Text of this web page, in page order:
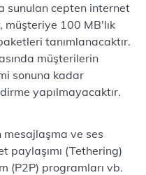
sunulan cepten internet
müşteriye 100 MB'lık
tanımlanacaktır.
müşterilerin
sonuna kadar
yapılmayacaktır.
ve ses
paylaşımı (Tethering)
(P2P) programları vb.